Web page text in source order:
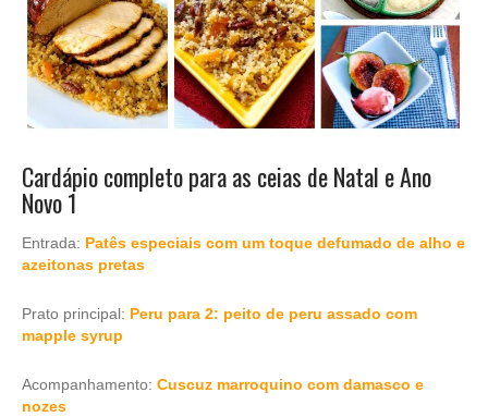
Cardápio completo para as ceias de Natal e Ano
Novo 1
Entrada: Patês especiais com um toque defumado de alho e
azeitonas pretas
Prato principal: Peru para 2: peito de peru assado com
mapple syrup
Acompanhamento: Cuscuz marroquino com damasco e
nozes